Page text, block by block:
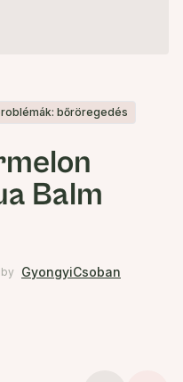
bőröregedés
Balm
by GyongyiCsoban